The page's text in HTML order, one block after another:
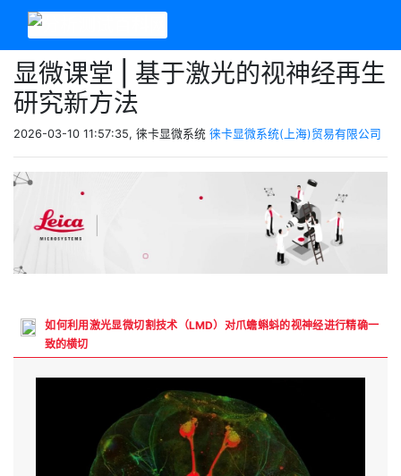
显微课堂 | 基于激光的视神经再生
研究新方法
2026-03-10 11:57:35, 徕卡显微系统 徕卡显微系统(上海)贸易有限公司
如何利用激光显微切割技术（LMD）对爪蟾蝌蚪的视神经进行精确一
致的横切